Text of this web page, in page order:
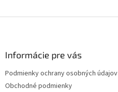
Informácie pre vás
Podmienky ochrany osobných údajov
Obchodné podmienky